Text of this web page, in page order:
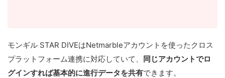
モンギル STAR DIVEはNetmarbleアカウントを使ったクロス
プラットフォーム連携に対応していて、 同じアカウントでロ
グインすれば基本的に進行データを共有できます。